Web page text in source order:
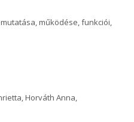
működése, funkciói,
Horváth Anna,